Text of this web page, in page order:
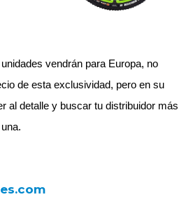
vendrán para Europa, no
de esta exclusividad, pero en su
al detalle y buscar tu distribuidor más